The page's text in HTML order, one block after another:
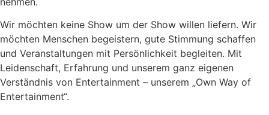
Wir möchten keine Show um der Show willen liefern. Wir
möchten Menschen begeistern, gute Stimmung schaffen
und Veranstaltungen mit Persönlichkeit begleiten. Mit
Leidenschaft, Erfahrung und unserem ganz eigenen
Verständnis von Entertainment – unserem „Own Way of
Entertainment“.